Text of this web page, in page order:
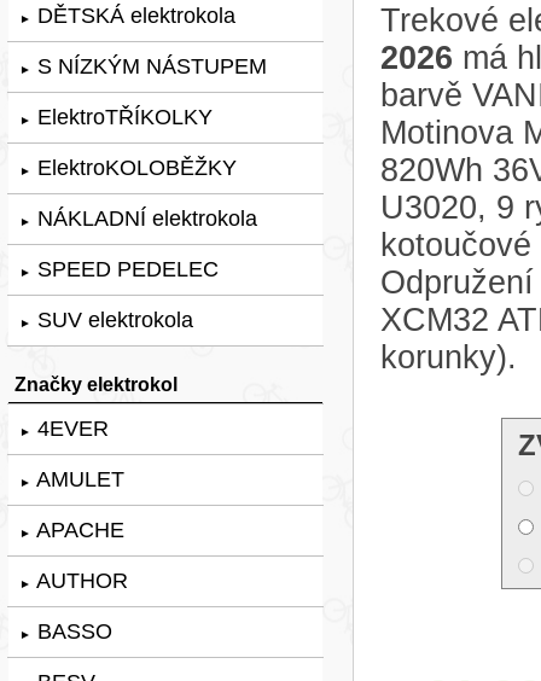
► DĚTSKÁ elektrokola
► S NÍZKÝM NÁSTUPEM
► ElektroTŘÍKOLKY
► ElektroKOLOBĚŽKY
► NÁKLADNÍ elektrokola
► SPEED PEDELEC
► SUV elektrokola
Značky elektrokol
► 4EVER
► AMULET
► APACHE
► AUTHOR
► BASSO
Trekové
2026 má
barvě
Motinova
820Wh
U3020, 9
XCM32
korunky).